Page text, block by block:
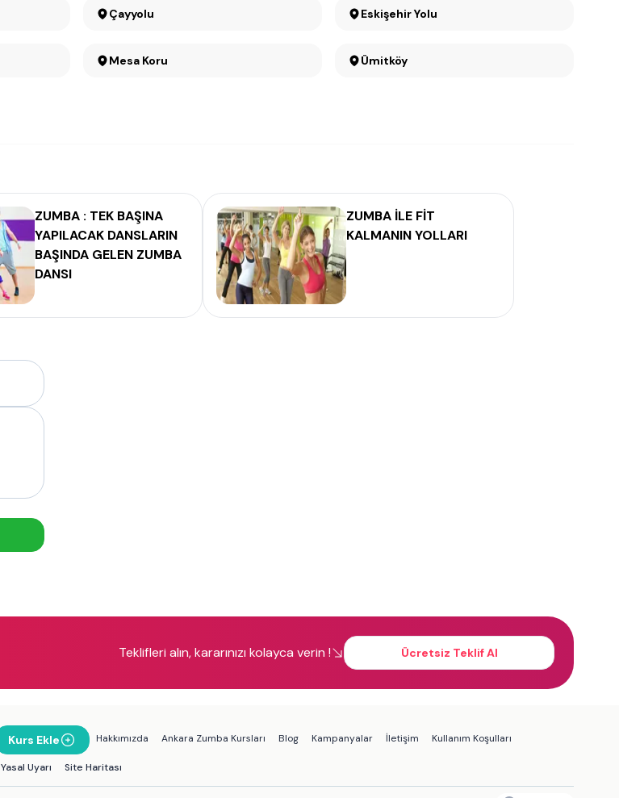
Çayyolu Eskişehir Yolu
Mesa Koru Ümitköy
ZUMBA : TEK BAŞINA
YAPILACAK DANSLARIN
BAŞINDA GELEN ZUMBA
DANSI
ZUMBA İLE FİT
KALMANIN YOLLARI
Teklifleri alın, kararınızı kolayca verin ! Ücretsiz Teklif Al
Kurs Ekle Hakkımızda Ankara Zumba Kursları Blog Kampanyalar İletişim Kullanım Koşulları
Yasal Uyarı Site Haritası